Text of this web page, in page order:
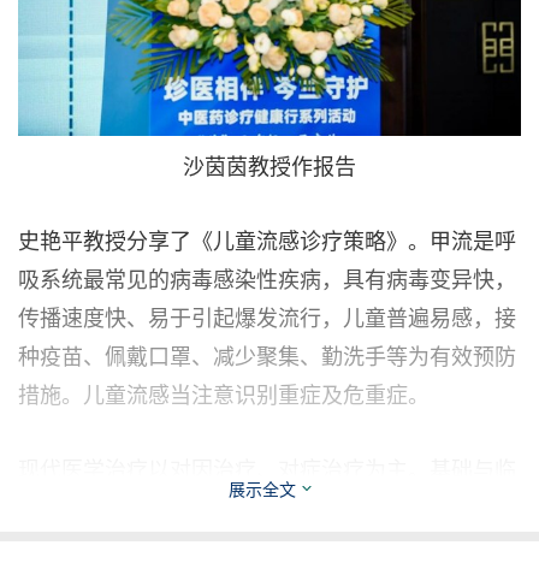
沙茵茵教授作报告
史艳平教授分享了《儿童流感诊疗策略》。甲流是呼
吸系统最常见的病毒感染性疾病，具有病毒变异快，
传播速度快、易于引起爆发流行，儿童普遍易感，接
种疫苗、佩戴口罩、减少聚集、勤洗手等为有效预防
措施。儿童流感当注意识别重症及危重症。
床研究证实复方芩兰口服液对流感的治疗安全有效，
展示全文